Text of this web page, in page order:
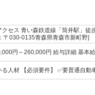
流拠点立ち上げ責任者 雇用形
る非効率なコスト構造や、個人事
紙の不在票、手動でのルート作成
ります。207株式会社は、これら
を連携させ
イバーへ仕事を直接発注する、「
開しています。 トドクサポーター（配送員
など 基本のルールさえ守っ
較的覚えやすい内容ですし、 安心
・丁寧に指導し、 一人前に育てま
勤務は8時スター
たい方にお願いしたいお仕事！
は8時！ 軽自動車でスイス
り組める方は大歓迎。 スケジュ
事も考慮します。 私生活を大事に
クセス 青い森鉄道線「筒井駅」徒
〒030-0135青森県青森市新町野]
～260,000円 給与詳細 基本給：月給 24万円 〜 26万円
ります。 ※日給月給制
須要件】 ✅要普通自動車運転免許 【歓迎要件】 ✅学歴不問 ✅経験不問